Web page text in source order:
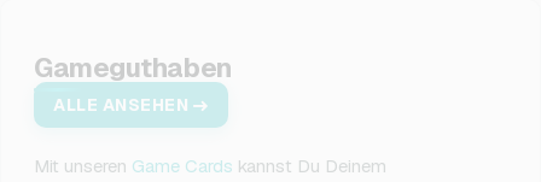
Gameguthaben
ALLE ANSEHEN
Mit unseren Game Cards kannst Du Deinem